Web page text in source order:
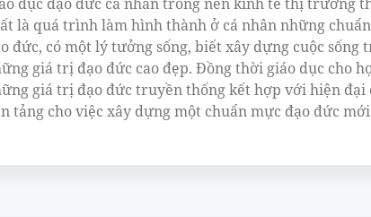
là quá trình làm hình thành ở cá nhân những
đức, có một lý tưởng sống, biết xây dựng cuộc sống
giá trị đạo đức cao đẹp. Đồng thời giáo dục cho
giá trị đạo đức truyền thống kết hợp với hiện đại
tảng cho việc xây dựng một chuẩn mực đạo đức